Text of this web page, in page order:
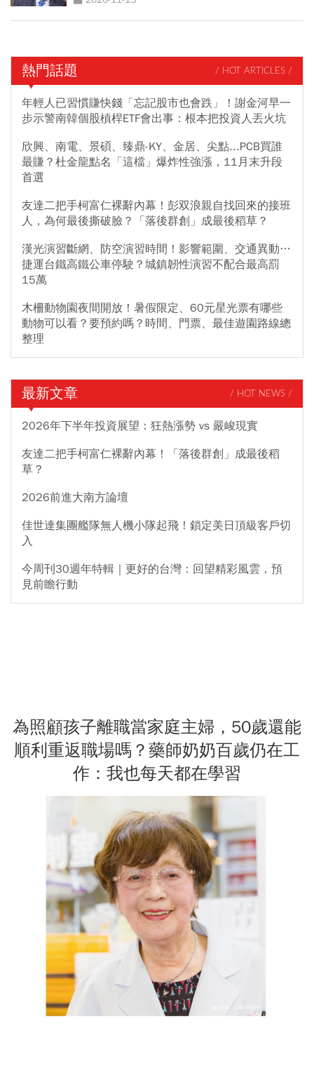
熱門話題 / HOT ARTICLES /
年輕人已習慣賺快錢「忘記股市也會跌」！謝金河早一
步示警南韓個股槓桿ETF會出事：根本把投資人丟火坑
欣興、南電、景碩、臻鼎-KY、金居、尖點...PCB買誰
最賺？杜金龍點名「這檔」爆炸性強漲，11月末升段
首選
友達二把手柯富仁裸辭內幕！彭双浪親自找回來的接班
人，為何最後撕破臉？「落後群創」成最後稻草？
漢光演習斷網、防空演習時間！影響範圍、交通異動…
捷運台鐵高鐵公車停駛？城鎮韌性演習不配合最高罰
15萬
木柵動物園夜間開放！暑假限定、60元星光票有哪些
動物可以看？要預約嗎？時間、門票、最佳遊園路線總
整理
最新文章 / HOT NEWS /
2026年下半年投資展望：狂熱漲勢 vs 嚴峻現實
友達二把手柯富仁裸辭內幕！「落後群創」成最後稻
草？
2026前進大南方論壇
佳世達集團艦隊無人機小隊起飛！鎖定美日頂級客戶切
入
今周刊30週年特輯｜更好的台灣：回望精彩風雲，預
見前瞻行動
為照顧孩子離職當家庭主婦，50歲還能
順利重返職場嗎？藥師奶奶百歲仍在工
作：我也每天都在學習